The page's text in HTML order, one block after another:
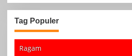
Tag Populer
Ragam